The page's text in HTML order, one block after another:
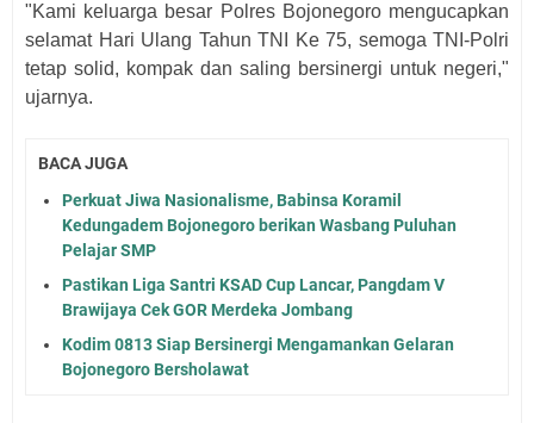
"Kami keluarga besar Polres Bojonegoro mengucapkan
selamat Hari Ulang Tahun TNI Ke 75, semoga TNI-Polri
tetap solid, kompak dan saling bersinergi untuk negeri,"
ujarnya.
BACA JUGA
Perkuat Jiwa Nasionalisme, Babinsa Koramil
Kedungadem Bojonegoro berikan Wasbang Puluhan
Pelajar SMP
Pastikan Liga Santri KSAD Cup Lancar, Pangdam V
Brawijaya Cek GOR Merdeka Jombang
Kodim 0813 Siap Bersinergi Mengamankan Gelaran
Bojonegoro Bersholawat